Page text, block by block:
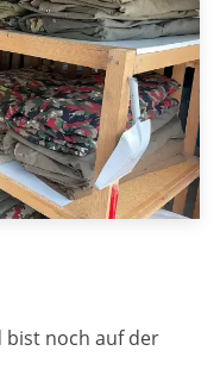
bist noch auf der